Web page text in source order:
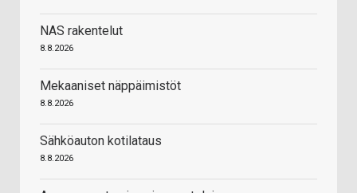
NAS rakentelut
8.8.2026
Mekaaniset näppäimistöt
8.8.2026
Sähköauton kotilataus
8.8.2026